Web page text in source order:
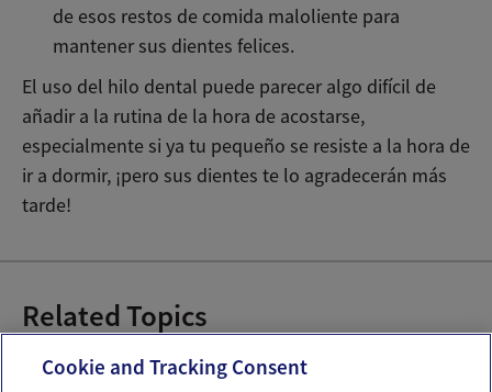
de esos restos de comida maloliente para
mantener sus dientes felices.
El uso del hilo dental puede parecer algo difícil de
añadir a la rutina de la hora de acostarse,
especialmente si ya tu pequeño se resiste a la hora de
ir a dormir, ¡pero sus dientes te lo agradecerán más
tarde!
Related Topics
Bañar al recién nacido Dentición
Cookie and Tracking Consent